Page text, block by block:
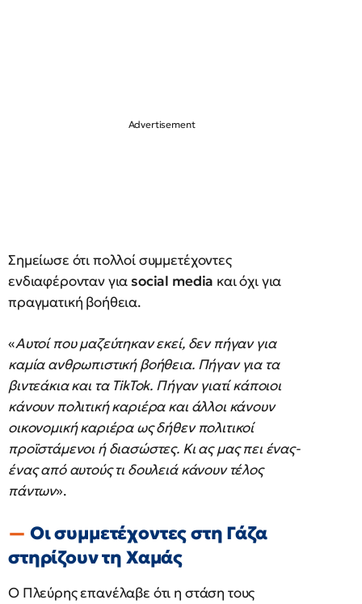
Σημείωσε ότι πολλοί συμμετέχοντες
ενδιαφέρονταν γιαsocial media και όχι για
πραγματική βοήθεια.
«Αυτοί που μαζεύτηκαν εκεί, δεν πήγαν για
καμία ανθρωπιστική βοήθεια. Πήγαν για τα
βιντεάκια και τα TikTok. Πήγαν γιατί κάποιοι
κάνουν πολιτική καριέρα και άλλοι κάνουν
οικονομική καριέρα ως δήθεν πολιτικοί
προϊστάμενοι ή διασώστες. Κι ας μας πει ένας-
ένας από αυτούς τι δουλειά κάνουν τέλος
πάντων».
Οι συμμετέχοντες στη Γάζα
στηρίζουν τη Χαμάς
Ο Πλεύρης επανέλαβε ότι η στάση τους